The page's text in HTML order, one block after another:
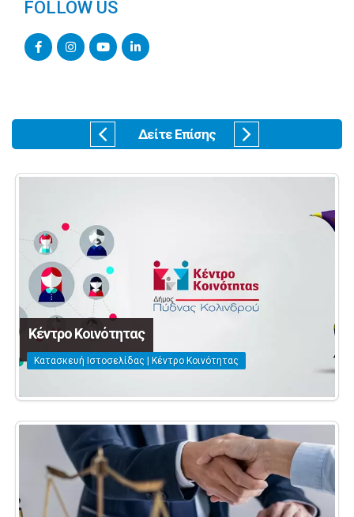
FOLLOW US
Δείτε Επίσης
Κέντρο Κοινότητας
Κατασκευή Ιστοσελίδας | Κέντρο Κοινότητας